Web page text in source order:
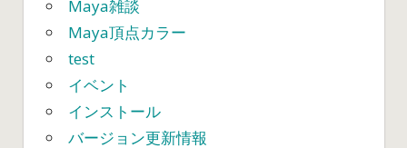
Maya雑談
Maya頂点カラー
test
イベント
インストール
バージョン更新情報